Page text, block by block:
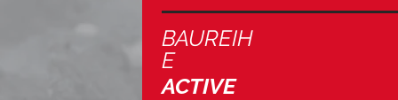
BAUREIH
E
ACTIVE